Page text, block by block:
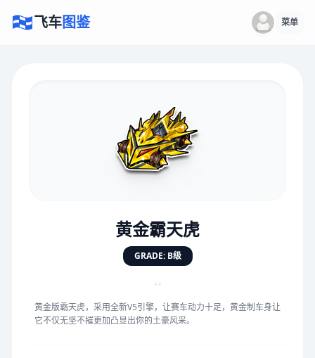
飞车图鉴 菜单
黄金霸天虎
GRADE: B级
“
黄金版霸天虎，采用全新V5引擎，让赛车动力十足，黄金制车身让
它不仅无坚不摧更加凸显出你的土豪风采。
★★★★★★
手感 5.0分